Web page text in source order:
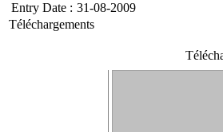
Entry Date : 31-08-2009
Téléchargements